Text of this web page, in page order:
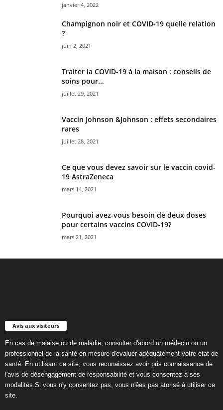
janvier 4, 2022
Champignon noir et COVID-19 quelle relation
?
juin 2, 2021
Traiter la COVID-19 à la maison : conseils de
soins pour...
juillet 29, 2021
Vaccin Johnson &Johnson : effets secondaires
rares
juillet 28, 2021
Ce que vous devez savoir sur le vaccin covid-
19 AstraZeneca
mars 14, 2021
Pourquoi avez-vous besoin de deux doses
pour certains vaccins COVID-19?
mars 21, 2021
Avis aux visiteurs
En cas de malaise ou de maladie, consulter d'abord un médecin ou un
professionnel de la santé en mesure d'evaluer adéquatement votre état de
santé. En utilisant ce site, vous reconaissez avoir pris connaissance de
l'avis de désengagement de responsabilité et vous consentez à ses
modalités.Si vous n'y consentez pas, vous n'êes pas atorisé à utiliser ce
site.